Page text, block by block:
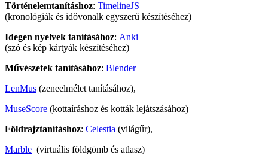
Történelemtanításhoz: TimelineJS
(kronológiák és idővonalk egyszerű készítéséhez)
Idegen nyelvek tanításához: Anki
(szó és kép kártyák készítéséhez)
Művészetek tanításához: Blender
LenMus (zeneelmélet tanításához),
MuseScore (kottaíráshoz és kották lejátszásához)
Földrajztanításhoz: Celestia (világűr),
Marble (virtuális földgömb és atlasz)